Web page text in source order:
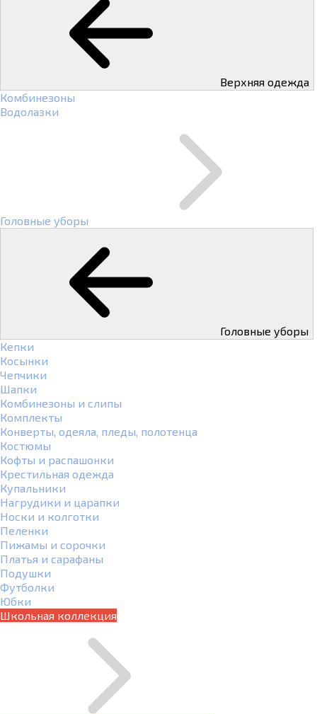
Верхняя одежда
Комбинезоны
Водолазки
Головные уборы
Головные уборы
Кепки
Косынки
Чепчики
Шапки
Комбинезоны и слипы
Комплекты
Конверты, одеяла, пледы, полотенца
Костюмы
Кофты и распашонки
Крестильная одежда
Купальники
Нагрудики и царапки
Носки и колготки
Пеленки
Пижамы и сорочки
Платья и сарафаны
Подушки
Футболки
Юбки
Школьная коллекция